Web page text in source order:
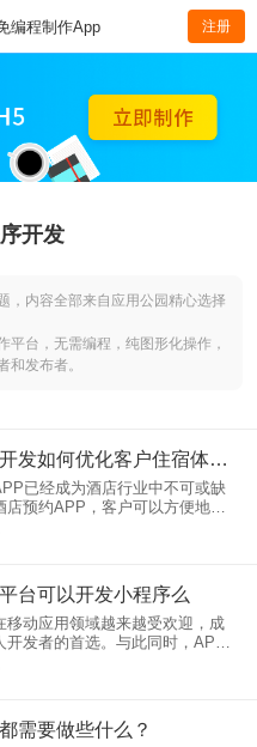
编程制作App 注册
开发
，内容全部来自应用公园精心选择
平台，无需编程，纯图形化操作，
和发布者。
酒店预约APP开发如何优化客户住宿体验？
已经成为酒店行业中不可或缺
预约APP，客户可以方便地浏
间、管理订单等。但是，优化
酒店预约APP时需要着重考虑
台可以开发小程序么
移动应用领域越来越受欢迎，成
发者的首选。与此同时，APP
崭露头角，为用户提供快速、
解决方案。然而，对于许多人
需要做些什么？